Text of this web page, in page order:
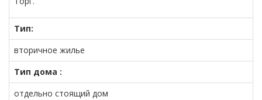
Тип:
вторичное жилье
Тип дома :
отдельно стоящий дом